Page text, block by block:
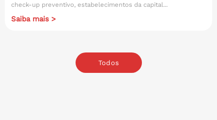
check-up preventivo, estabelecimentos da capital...
Saiba mais >
Todos